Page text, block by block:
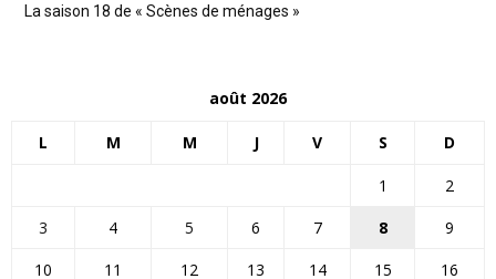
La saison 18 de « Scènes de ménages »
août 2026
L M M J V S D
1
2
3
4 5 6 7 8
9
10
11 12 13 14 15
16